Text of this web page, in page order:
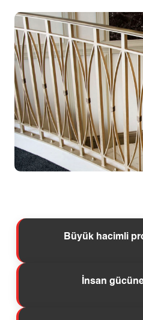
Büyük hacimli
İnsan gücüne